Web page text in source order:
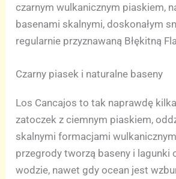
czarnym wulkanicznym piaskiem,
basenami skalnymi, doskonałym
regularnie przyznawaną Błękitną
Czarny piasek i naturalne baseny
Los Cancajos to tak naprawdę
zatoczek z ciemnym piaskiem,
skalnymi formacjami
przegrody tworzą baseny i lagunki
wodzie, nawet gdy ocean jest